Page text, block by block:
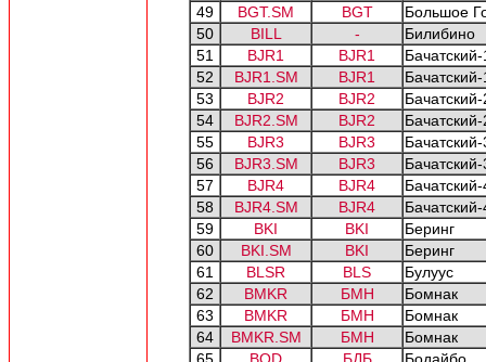
49
BGT.SM BGT
Большое
50
BILL -
Билибино
51
BJR1 BJR1
Бачатский-
52
BJR1.SM BJR1
Бачатский-
53
BJR2 BJR2
Бачатский-
54
BJR2.SM BJR2
Бачатский-
55
BJR3 BJR3
Бачатский-
56
BJR3.SM BJR3
Бачатский-
57
BJR4 BJR4
Бачатский-
58
BJR4.SM BJR4
Бачатский-
59
BKI BKI
Беринг
60
BKI.SM BKI
Беринг
61
BLSR BLS
Булуус
62
BMKR БМН
Бомнак
63
BMKR БМН
Бомнак
64
BMKR.SM БМН
Бомнак